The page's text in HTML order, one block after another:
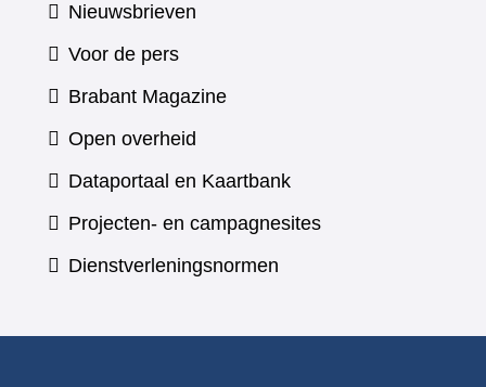
Nieuwsbrieven
Voor de pers
Brabant Magazine(verwijst
andere
website)
Open overheid
Dataportaal en Kaartbank(verwijst
naar
Projecten- en campagnesites
Dienstverleningsnormen